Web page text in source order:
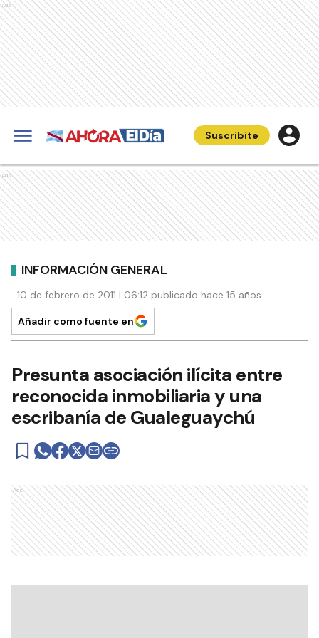
Ads
Suscribite
Ads
INFORMACIÓN GENERAL
10 de febrero de 2011 | 06:12 publicado hace 15 años
Añadir como fuente en
Presunta asociación ilícita entre
reconocida inmobiliaria y una
escribanía de Gualeguaychú
Ads